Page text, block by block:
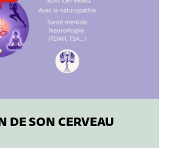
DE SON CERVEAU